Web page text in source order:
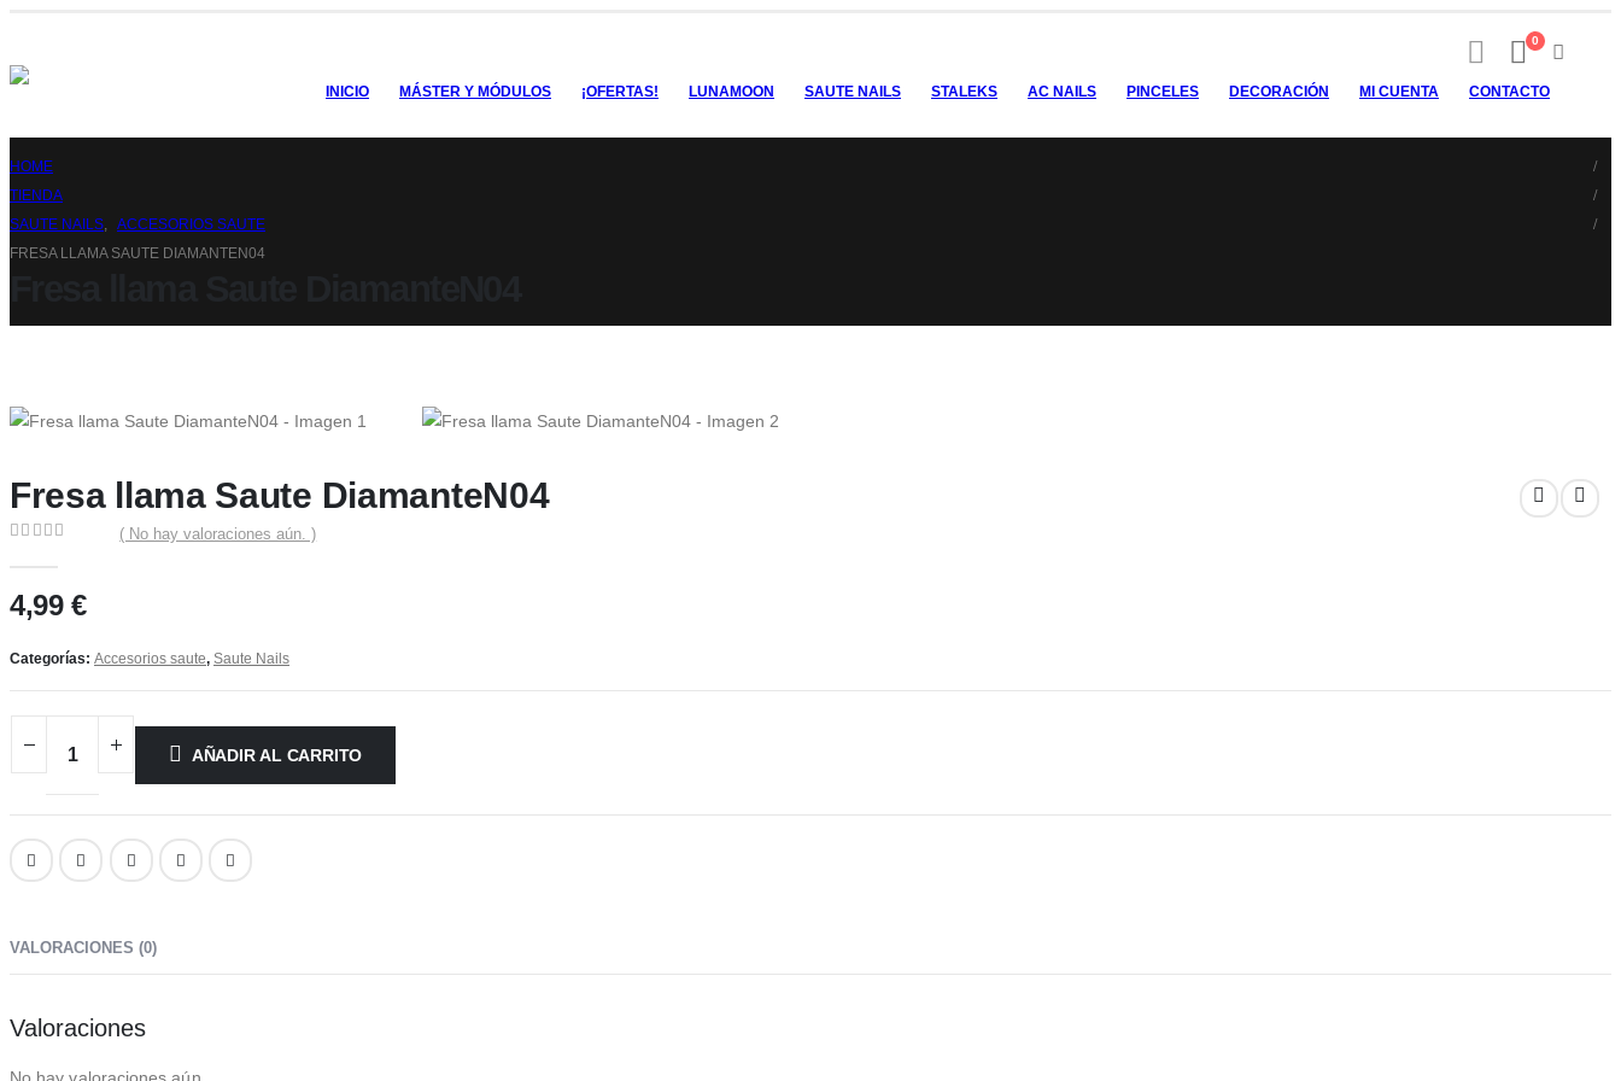
0
INICIO MÁSTER Y MÓDULOS ¡OFERTAS! LUNAMOON SAUTE NAILS STALEKS AC NAILS PINCELES DECORACIÓN MI CUENTA CONTACTO
HOME
TIENDA
SAUTE NAILS, ACCESORIOS SAUTE
FRESA LLAMA SAUTE DIAMANTEN04
Fresa llama Saute DiamanteN04
( No hay valoraciones aún. )
4,99 €
Categorías: Accesorios saute, Saute Nails
AÑADIR AL CARRITO
VALORACIONES (0)
Valoraciones
No hay valoraciones aún.